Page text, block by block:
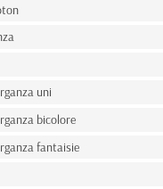
uni
bicolore
fantaisie